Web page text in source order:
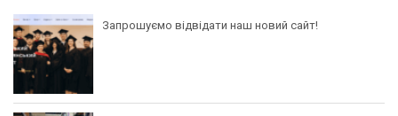
Запрошуємо відвідати наш новий сайт!